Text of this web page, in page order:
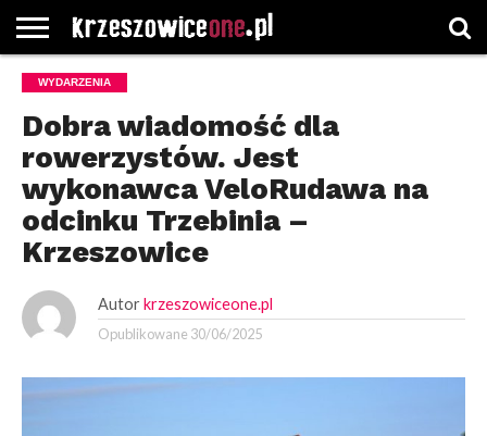
STRONA
GŁÓWNA
WYBORY
WYBIERZ
ROZKŁADY
GREGORCZYK
KONTAKT
WYDARZENIA
Dobra wiadomość dla
rowerzystów. Jest
wykonawca VeloRudawa na
odcinku Trzebinia –
Krzeszowice
Autor krzeszowiceone.pl
Opublikowane 30/06/2025